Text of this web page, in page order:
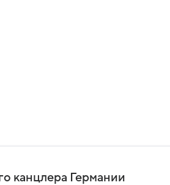
канцлера Германии